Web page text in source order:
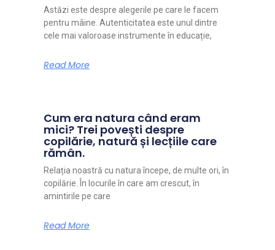
Astăzi este despre alegerile pe care le facem
pentru mâine. Autenticitatea este unul dintre
cele mai valoroase instrumente în educație,
Read More
Cum era natura când eram
mici? Trei povești despre
copilărie, natură și lecțiile care
rămân.
Relația noastră cu natura începe, de multe ori, în
copilărie. În locurile în care am crescut, în
amintirile pe care
Read More